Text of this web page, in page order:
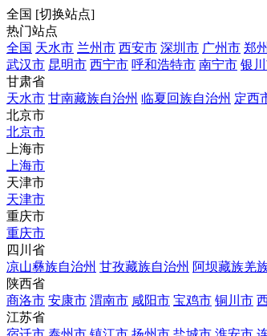
全国 [切换站点]
热门站点
全国 天水市 兰州市 西安市 深圳市 广州市 郑
武汉市 昆明市 西宁市 呼和浩特市 南宁市 银
甘肃省
天水市 甘南藏族自治州 临夏回族自治州 定西
北京市
北京市
上海市
上海市
天津市
天津市
重庆市
重庆市
四川省
凉山彝族自治州 甘孜藏族自治州 阿坝藏族羌
陕西省
商洛市 安康市 渭南市 咸阳市 宝鸡市 铜川市
江苏省